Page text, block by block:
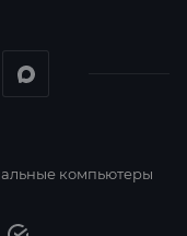
компьютеры